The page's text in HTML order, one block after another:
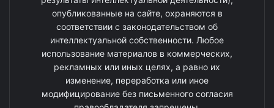
опубликованные на сайте, охраняются в
соответствии с законодательством об
интеллектуальной собственности. Любое
использование материалов в коммерческих,
рекламных или иных целях, а равно их
изменение, переработка или иное
модифицирование без письменного согласия